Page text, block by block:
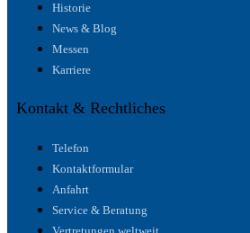
Historie
News & Blog
Messen
Karriere
Kontakt & Rechtliches
Telefon
Kontaktformular
Anfahrt
Service & Beratung